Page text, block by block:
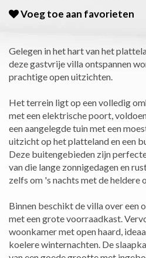
Voeg toe aan favorieten
Gelegen in het hart van het
deze gastvrije villa ontspannen
prachtige open uitzichten.
Het terrein ligt op een volledig
met een elektrische poort,
een aangelegde tuin met een
uitzicht op het platteland en een
Deze buitengebieden zijn
van die lange zonnigedagen en
zelfs om 's nachts met de heldere
Binnen beschikt de villa over een
met een grote voorraadkast.
woonkamer met open haard,
koelere winternachten. De